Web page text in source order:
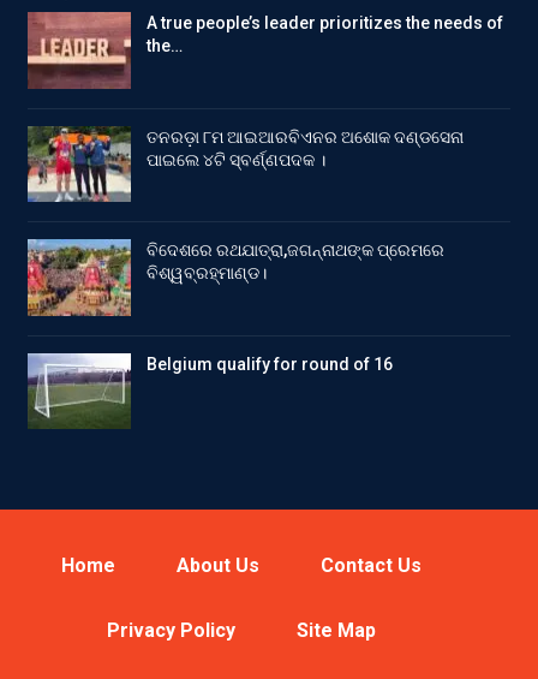
A true people’s leader prioritizes the needs of
the…
ତନରଡ଼ା ୮ମ ଆଇଆରବିଏନର ଅଶୋକ ଦଣ୍ଡସେନା
ପାଇଲେ ୪ଟି ସ୍ବର୍ଣ୍ଣପଦକ ।
ବିଦେଶରେ ରଥଯାତ୍ରା,ଜଗନ୍ନାଥଙ୍କ ପ୍ରେମରେ
ବିଶ୍ୱବ୍ରହ୍ମାଣ୍ଡ।
Belgium qualify for round of 16
Home About Us Contact Us
Privacy Policy Site Map